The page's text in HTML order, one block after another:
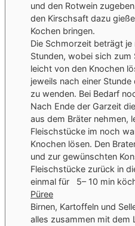
und den Rotwein
den Kirschsaft dazu
Kochen bringen.
Die Schmorzeit beträgt
Stunden, wobei sich zum
leicht von den Knochen
jeweils nach einer
zu wenden. Bei Bedarf
Nach Ende der Garzeit
aus dem Bräter nehmen,
Fleischstücke im noch
Knochen lösen. Den
und zur gewünschten
Fleischstücke zurück in
einmal für 5– 10 min
Püree
Birnen, Kartoffeln und
alles zusammen mit dem